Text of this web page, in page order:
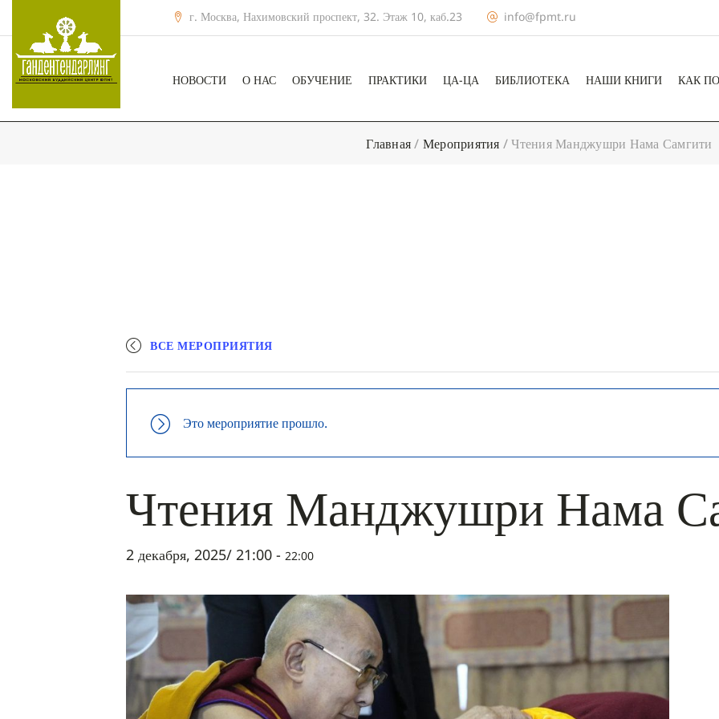
г. Москва, Нахимовский проспект, 32. Этаж 10, каб.23 info@fpmt.ru
НОВОСТИ О НАС ОБУЧЕНИЕ ПРАКТИКИ ЦА-ЦА БИБЛИОТЕКА НАШИ КНИГИ КАК
Главная/ Мероприятия /Чтения Манджушри Нама Самгити
ВСЕ МЕРОПРИЯТИЯ
Это мероприятие прошло.
Чтения Манджушри Нама
2 декабря, 2025/ 21:00 - 22:00